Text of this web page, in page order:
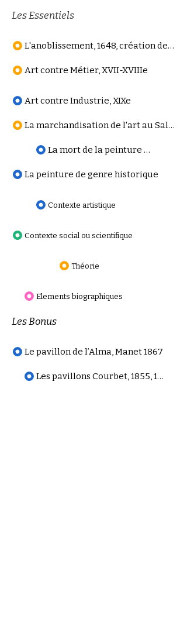
Les Essentiels
L'anoblissement, 1648, création de l’Académie
Art contre Métier, XVII-XVIIIe
Art contre Industrie, XIXe
La marchandisation de l'art au Salon
La mort de la peinture d’histoire
La peinture de genre historique
Contexte artistique
Contexte social ou scientifique
Théorie
Elements biographiques
Les Bonus
Le pavillon de l’Alma, Manet 1867
Les pavillons Courbet, 1855, 1867, 1868